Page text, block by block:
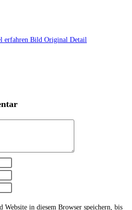
in diesem Browser speichern, bis